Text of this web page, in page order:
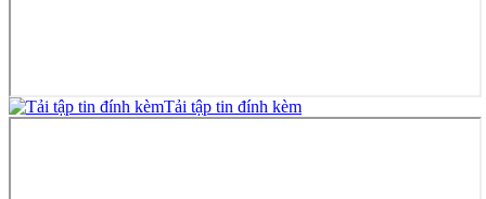
Tải tập tin đính kèm